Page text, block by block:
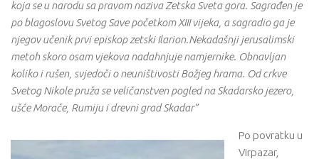
koja se u narodu sa pravom naziva Zetska Sveta gora. Sagrađen je
po blagoslovu Svetog Save početkom XIII vijeka, a sagradio ga je
njegov učenik prvi episkop zetski Ilarion.Nekadašnji jerusalimski
metoh skoro osam vjekova nadahnjuje namjernike. Obnavljan
koliko i rušen, svjedoči o neuništivosti Božjeg hrama. Od crkve
Svetog Nikole pruža se veličanstven pogled na Skadarsko jezero,
ušće Morače, Rumiju i drevni grad Skadar”
Po povratku u
Virpazar,